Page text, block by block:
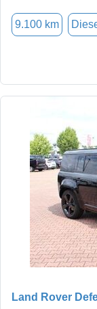
9.100 km
Land Rover